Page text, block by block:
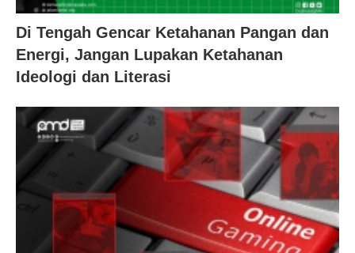
Di Tengah Gencar Ketahanan Pangan dan
Energi, Jangan Lupakan Ketahanan
Ideologi dan Literasi